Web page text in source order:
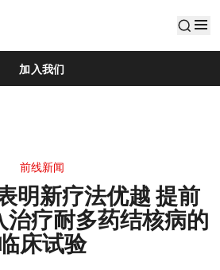
加入我们
前线新闻
明新疗法优越 提前
治疗耐多药结核病的
床试验